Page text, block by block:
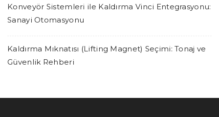
Konveyör Sistemleri ile Kaldırma Vinci Entegrasyonu:
Sanayi Otomasyonu
Kaldırma Mıknatısı (Lifting Magnet) Seçimi: Tonaj ve
Güvenlik Rehberi